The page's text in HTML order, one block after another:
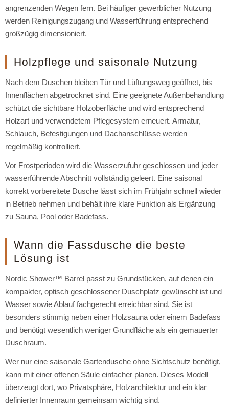
angrenzenden Wegen fern. Bei häufiger gewerblicher Nutzung
werden Reinigungszugang und Wasserführung entsprechend
großzügig dimensioniert.
Holzpflege und saisonale Nutzung
Nach dem Duschen bleiben Tür und Lüftungsweg geöffnet, bis
Innenflächen abgetrocknet sind. Eine geeignete Außenbehandlung
schützt die sichtbare Holzoberfläche und wird entsprechend
Holzart und verwendetem Pflegesystem erneuert. Armatur,
Schlauch, Befestigungen und Dachanschlüsse werden
regelmäßig kontrolliert.
Vor Frostperioden wird die Wasserzufuhr geschlossen und jeder
wasserführende Abschnitt vollständig geleert. Eine saisonal
korrekt vorbereitete Dusche lässt sich im Frühjahr schnell wieder
in Betrieb nehmen und behält ihre klare Funktion als Ergänzung
zu Sauna, Pool oder Badefass.
Wann die Fassdusche die beste
Lösung ist
Nordic Shower™ Barrel passt zu Grundstücken, auf denen ein
kompakter, optisch geschlossener Duschplatz gewünscht ist und
Wasser sowie Ablauf fachgerecht erreichbar sind. Sie ist
besonders stimmig neben einer Holzsauna oder einem Badefass
und benötigt wesentlich weniger Grundfläche als ein gemauerter
Duschraum.
Wer nur eine saisonale Gartendusche ohne Sichtschutz benötigt,
kann mit einer offenen Säule einfacher planen. Dieses Modell
überzeugt dort, wo Privatsphäre, Holzarchitektur und ein klar
definierter Innenraum gemeinsam wichtig sind.